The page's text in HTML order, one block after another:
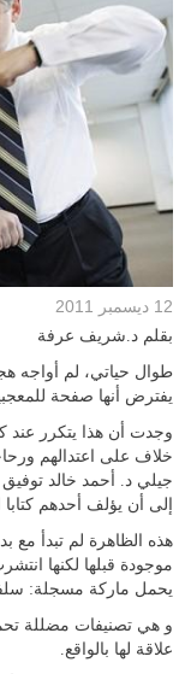
12 ديسمبر 2011
بقلم د.شريف عرفة
طوال حياتي، لم أواجه
يفترض أنها صفحة
وجدت أن هذا يتكرر عند
خلاف على اعتدالهم
جيلي د. أحمد خالد
إلى أن يؤلف أحدهم
هذه الظاهرة لم تبدأ مع
موجودة قبلها لكنها
يحمل ماركة مسجلة:
و هي تصنيفات مضللة
علاقة لها بالواقع.